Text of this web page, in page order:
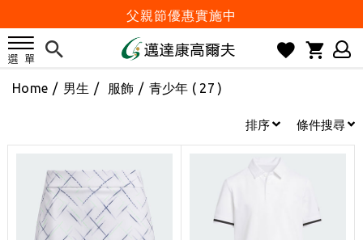
父親節優惠實施中
2026邁達康盃 開始受理報名
防詐騙! 勿信來路不明連結及優惠
歡迎體驗公益店Friends Screen模擬器
刷台新卡滿 $6000 分 3 期 0 利率
Golf Point 會員回饋積點
消費滿 $2000 享免運
Happy Father's Day
Home / 男生 / 服飾 / 青少年 ( 27 )
排序 條件搜尋